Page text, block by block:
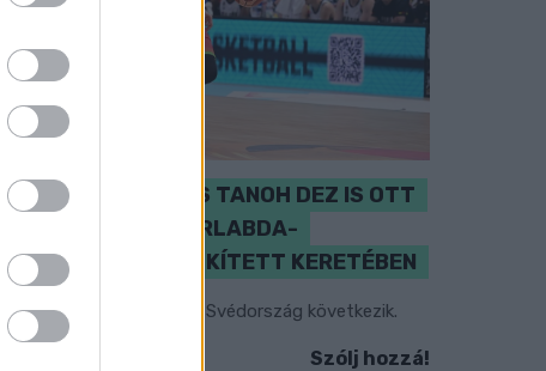
PERL, VÁRADI ÉS TANOH DEZ IS OTT
VAN A FÉRFI KOSÁRLABDA-
VÁLOGATOTT SZŰKÍTETT KERETÉBEN
Észtország, Szlovénia és Svédország következik.
Szólj hozzá!